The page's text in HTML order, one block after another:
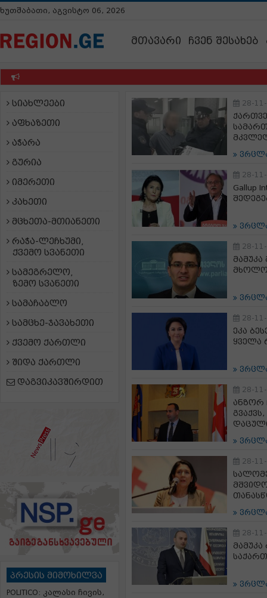
ხუთშაბათი, აგვისტო 06, 2026
მთავარი ჩვენ შესახებ
სიახლეები
აფხაზეთი
აჭარა
გურია
იმერეთი
კახეთი
მცხეთა-მთიანეთი
რაჭა-ლეჩხუმი,
ქვემო სვანეთი
სამეგრელო,
ზემო სვანეთი
სამაჩაბლო
სამცხე-ჯავახეთი
ქვემო ქართლი
შიდა ქართლი
დაგვიკავშირდით
პრესის მიმოხილვა
POLITICO: კალასი ჩივის,
28-
28-
Gallup
28-
მამუკა
28-
ეკა
ყველა
28-
ანზორ
28-
28-